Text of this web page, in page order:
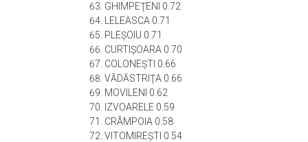
GHIMPEŢENI 0.72
LELEASCA 0.71
PLEŞOIU 0.71
CURTIŞOARA 0.70
COLONEŞTI 0.66
VĂDĂSTRIŢA 0.66
MOVILENI 0.62
IZVOARELE 0.59
CRÂMPOIA 0.58
VITOMIREŞTI 0.54